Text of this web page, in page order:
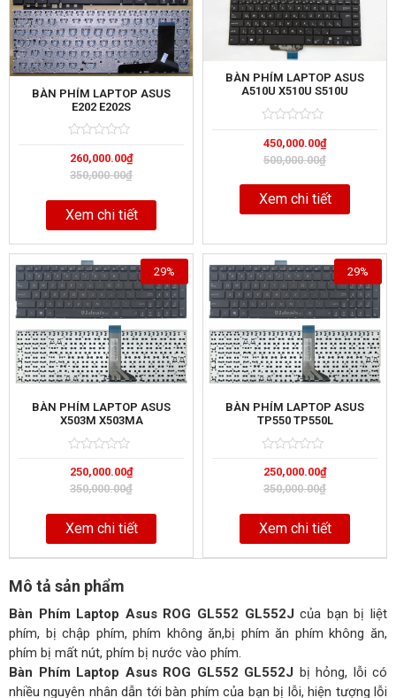
BÀN PHÍM LAPTOP ASUS
E202 E202S
0
out
of
350,000.00₫
260,000.00₫
Xem chi tiết
BÀN PHÍM LAPTOP ASUS
A510U X510U S510U
0
out
of
500,000.00₫
450,000.00₫
Xem chi tiết
BÀN PHÍM LAPTOP ASUS
X503M X503MA
0
out
of
350,000.00₫
250,000.00₫
29%
Xem chi tiết
BÀN PHÍM LAPTOP ASUS
TP550 TP550L
0
out
of
350,000.00₫
250,000.00₫
29%
Xem chi tiết
Mô tả sản phẩm
Bàn Phím Laptop Asus ROG GL552 GL552J của bạn bị liệt
phím, bị chập phím, phím không ăn,bị phím ăn phím không ăn,
phím bị mất nút, phím bị nước vào phím.
Bàn Phím Laptop Asus ROG GL552 GL552J bị hỏng, lỗi có
nhiều nguyên nhân dẫn tới bàn phím của bạn bị lỗi, hiện tượng lỗi